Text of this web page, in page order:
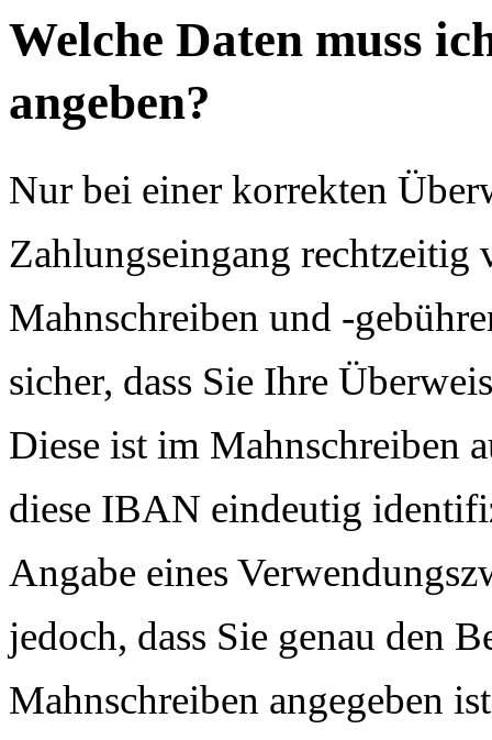
Welche Daten muss
angeben?
Nur bei einer korrekten
Zahlungseingang rechtzeitig
Mahnschreiben und -
sicher, dass Sie Ihre
Diese ist im Mahnschreiben
diese IBAN eindeutig
Angabe eines
jedoch, dass Sie genau den
Mahnschreiben angegeben